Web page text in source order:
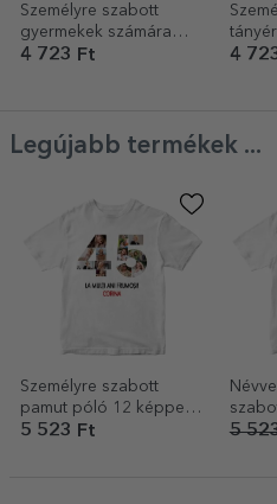
Személyre szabott
gyermekek számára
készült válogatás
4 723 Ft 4
Legújabb termékek ...
Személyre szabott
pamut póló 12 képpel
és üzenettel – 45 éves
5 523 Ft 5